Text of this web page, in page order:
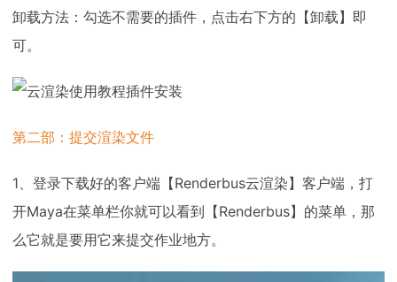
卸载方法：勾选不需要的插件，点击右下方的【卸载】即
可。
第二部：提交渲染文件
1、登录下载好的客户端【Renderbus云渲染】客户端，打
开Maya在菜单栏你就可以看到【Renderbus】的菜单，那
么它就是要用它来提交作业地方。